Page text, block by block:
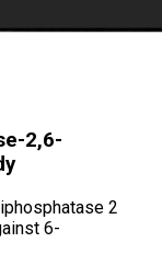
2,6-
2
6-